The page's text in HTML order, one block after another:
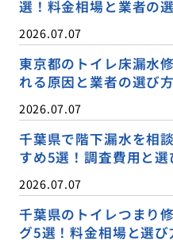
選！料金相場と業者の
2026.07.07
東京都のトイレ床漏水
れる原因と業者の選び方
2026.07.07
千葉県で階下漏水を相
すめ5選！調査費用と選
2026.07.07
千葉県のトイレつまり
グ5選！料金相場と選